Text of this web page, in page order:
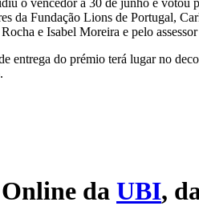
o vencedor a 30 de junho e votou
da Fundação Lions de Portugal,
e Isabel Moreira e pelo
entrega do prémio terá lugar no
da UBI,